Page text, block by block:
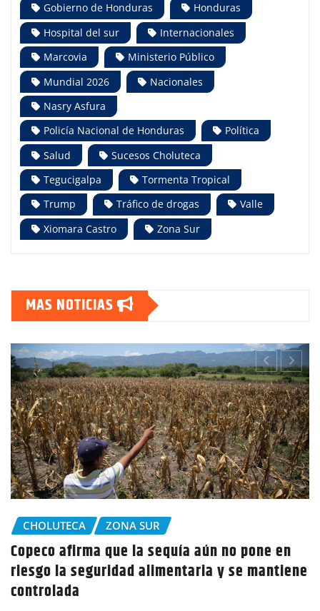
Gobierno de Honduras
Honduras
Hospital del sur
Internacionales
Marcovia
Ministerio Público
Mundial 2026
Nacionales
Nasry Asfura
Policía Nacional de Honduras
Política
Salud
Sucesos Choluteca
Tegucigalpa
Tormenta Tropical
Trump
Tráfico de drogas
Valle
Xiomara Castro
Zona Sur
MAS NOTICIAS
en
mantiene
CHOLUTECA
Policía Nacional desaloja a
tierras en El Tulito, Choluteca